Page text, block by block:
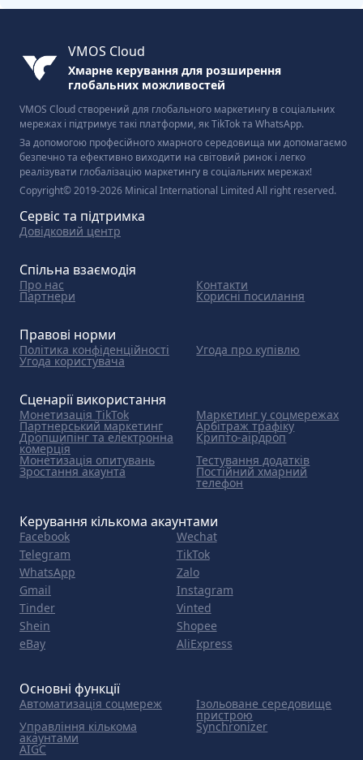
VMOS Cloud
Хмарне керування для розширення
глобальних можливостей
VMOS Cloud створений для глобального маркетингу в соціальних
мережах і підтримує такі платформи, як TikTok та WhatsApp.
За допомогою професійного хмарного середовища ми допомагаємо
безпечно та ефективно виходити на світовий ринок і легко
реалізувати глобалізацію маркетингу в соціальних мережах!
Copyright© 2019-2026 Minical International Limited All right reserved.
Сервіс та підтримка
Довідковий центр
Спільна взаємодія
Про нас Контакти
Партнери Корисні посилання
Правові норми
Політика конфіденційності Угода про купівлю
Угода користувача
Сценарії використання
Монетизація TikTok Маркетинг у соцмережах
Партнерський маркетинг Арбітраж трафіку
Дропшипінг та електронна
комерція
Крипто-аірдроп
Монетизація опитувань
Тестування додатків
Зростання акаунта Постійний хмарний
телефон
Керування кількома акаунтами
Facebook
Wechat
Telegram
TikTok
WhatsApp
Zalo
Gmail
Instagram
Tinder
Vinted
Shein
Shopee
eBay
AliExpress
Основні функції
Автоматизація соцмереж Ізольоване середовище
пристрою
Управління кількома
акаунтами
Synchronizer
AIGC